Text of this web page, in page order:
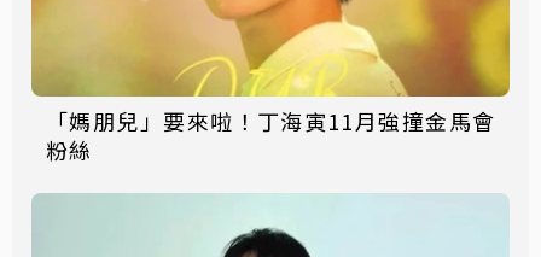
「媽朋兒」要來啦！丁海寅11月強撞金馬會
粉絲